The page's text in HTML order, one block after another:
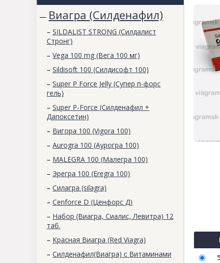
— Виагра (Силденафил)
– SILDALIST STRONG (Силдалист
Стронг)
– Vega 100 mg (Вега 100 мг)
– Sildisoft 100 (Силдисофт 100)
– Super P Force Jelly (Супер п-форс
гель)
– Super P-Force (Силденафил +
Дапоксетин)
– Вигора 100 (Vigora 100)
– Aurogra 100 (Аурогра 100)
– MALEGRA 100 (Малегра 100)
– Эрегра 100 (Eregra 100)
– Силагра (silagra)
– Cenforce D (Ценфорс Д)
– Набор (Виагра, Сиалис, Левитра) 12
таб.
– Красная Виагра (Red Viagra)
– Силденафил(Виагра) с Витаминами